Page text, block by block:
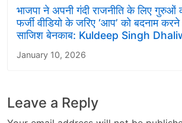
भाजपा ने अपनी गंदी राजनीति के लिए गुरुओं
फर्जी वीडियो के जरिए ‘आप’ को बदनाम
साजिश बेनकाब: Kuldeep Singh
January 10, 2026
Leave a Reply